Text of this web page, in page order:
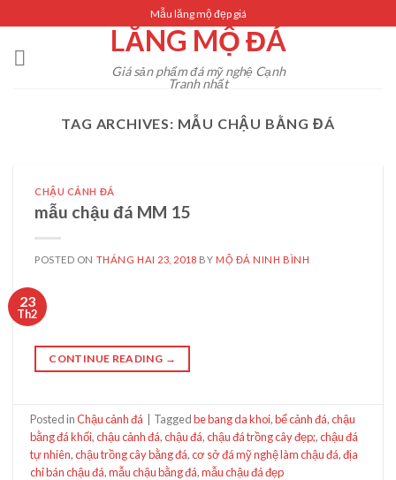
content
Mẫu lăng mộ đẹp giá
LĂNG MỘ ĐÁ
Giá sản phẩm đá mỹ nghệ Cạnh
Tranh nhất
TAG ARCHIVES: MẪU CHẬU BẰNG ĐÁ
CHẬU CẢNH ĐÁ
mẫu chậu đá MM 15
POSTED ON THÁNG HAI 23, 2018 BY MỘ ĐÁ NINH BÌNH
23
Th2
CONTINUE READING →
Posted inChậu cảnh đá Taggedbe bang da khoi,bể cảnh đá,chậu
bằng đá khối,chậu cảnh đá,chậu đá,chậu đá trồng cây đẹp;,chậu đá
tự nhiên,chậu trồng cây bằng đá,cơ sở đá mỹ nghệ làm chậu đá,địa
chỉ bán chậu đá,mẫu chậu bằng đá,mẫu chậu đá đẹp